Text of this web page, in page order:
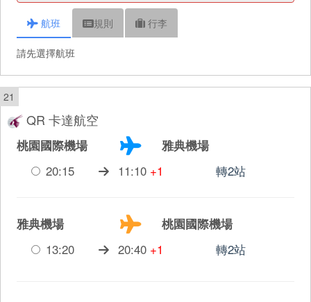
航班 規則 行李
請先選擇航班
21
QR 卡達航空
桃園國際機場
雅典機場
20:15
11:10 +1 轉2站
雅典機場
桃園國際機場
13:20
20:40 +1 轉2站